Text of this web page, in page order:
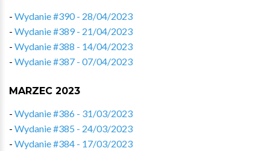
- Wydanie #390 - 28/04/2023
- Wydanie #389 - 21/04/2023
- Wydanie #388 - 14/04/2023
- Wydanie #387 - 07/04/2023
MARZEC 2023
- Wydanie #386 - 31/03/2023
- Wydanie #385 - 24/03/2023
- Wydanie #384 - 17/03/2023